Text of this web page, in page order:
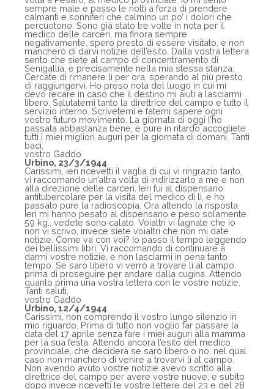
sempre male e passo le notti a forza di prendere
calmanti e sonniferi che calmino un po’ i dolori che
percuotono. Sono già stato tre volte in nota per il
medico delle carceri, ma finora sempre
negativamente, spero presto di essere visitato, e non
mancherò di darvi notizie dell’esito. Dalla vostra lettera
sento che siete al campo di concentramento di
Senigallia, e precisamente nella mia stessa stanza.
Cercate di rimanere lì per ora, sperando al più presto
di raggiungervi. Ho preso nota del luogo in cui mi
devo recare in caso che il destino mi aiuti a lasciarmi
libero. Salutatemi tanto la direttrice del campo e tutto il
servizio interno. Scrivetemi e fatemi sapere ogni
vostro futuro movimento. La giornata di oggi l’ho
passata abbastanza bene, e pure in ritardo accogliete
tutti i miei migliori auguri per la giornata di domani. Tanti
baci,
vostro Gaddo
Urbino, 23/3/1944
Carissimi, ieri ricevetti il vaglia di cui vi ringrazio tanto,
vi raccomando un’altra volta di indirizzarlo a me e non
alla direzione delle carceri. Ieri fui al dispensario
antitubercolare per la visita del medico di lì, e ho
passato pure la radioscopia. Ora attendo la risposta.
Ieri mi hanno pesato al dispensario e peso solamente
59 kg., vedete sono calato. Voialtri vi lagnate che io
non vi scrivo, invece siete voialtri che non mi date
notizie. Come va con voi? Io passo il tempo leggendo
dei bellissimi libri. Vi raccomando di continuare a
darmi vostre notizie, e non lasciarmi in pena tanto
tempo. Se sarò libero vi verrò a trovare lì al campo
prima di proseguire per andare dalla cugina. Attendo
quanto prima una vostra lettera con le vostre notizie.
Tanti saluti,
vostro Gaddo
Urbino, 12/4/1944
Carissimi, non comprendo il vostro lungo silenzio in
mio riguardo. Prima di tutto non voglio far passare la
data del 17 aprile senza fare i miei auguri alla mamma
per la sua festa. Attendo ancora l’esito del medico
provinciale, che deciderà se sarò libero o no, nel qual
caso non mancherò di venire a trovarvi lì al campo.
Non avendo avuto vostre notizie avevo scritto alla
direttrice del campo per avere vostre nuove, e subito
dopo invece ricevetti le vostre lettere del 23 e del 28